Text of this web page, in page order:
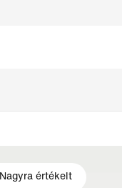
Nagyra értékelt